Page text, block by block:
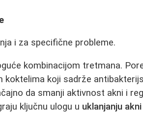
i za specifične probleme.
kombinacijom tretmana.
koktelima koji sadrže
da smanji aktivnost akni i
ključnu ulogu u uklanjanju akni